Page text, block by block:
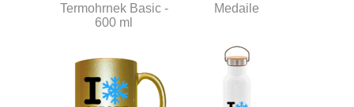
Termohrnek Basic -
600 ml
Medaile